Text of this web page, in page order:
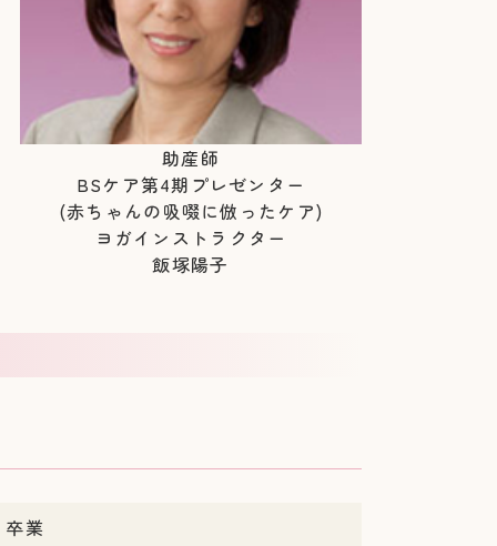
助産師
BSケア第4期プレゼンター
(赤ちゃんの吸啜に倣ったケア)
ヨガインストラクター
飯塚陽子
業